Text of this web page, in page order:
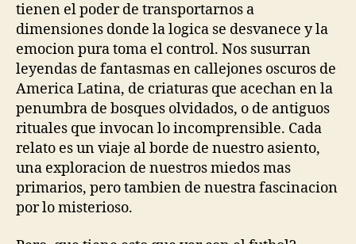
tienen el poder de transportarnos a
dimensiones donde la logica se desvanece y la
emocion pura toma el control. Nos susurran
leyendas de fantasmas en callejones oscuros de
America Latina, de criaturas que acechan en la
penumbra de bosques olvidados, o de antiguos
rituales que invocan lo incomprensible. Cada
relato es un viaje al borde de nuestro asiento,
una exploracion de nuestros miedos mas
primarios, pero tambien de nuestra fascinacion
por lo misterioso.